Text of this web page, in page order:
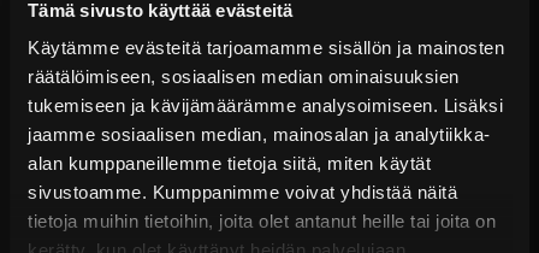
Tämä sivusto käyttää evästeitä
Käytämme evästeitä tarjoamamme sisällön ja mainosten
räätälöimiseen, sosiaalisen median ominaisuuksien
tukemiseen ja kävijämäärämme analysoimiseen. Lisäksi
jaamme sosiaalisen median, mainosalan ja analytiikka-
alan kumppaneillemme tietoja siitä, miten käytät
sivustoamme. Kumppanimme voivat yhdistää näitä
tietoja muihin tietoihin, joita olet antanut heille tai joita on
Jälkitoimitustuotteet noin 20 arkipäivässä
Ilmainen toimitus yli 300 € tilauksiin
14 päivän palautusoikeus
Sähköposti:asiakaspalvelu@tpwparts.com
Puhelin:+358 449011828
KATSO LISÄÄ